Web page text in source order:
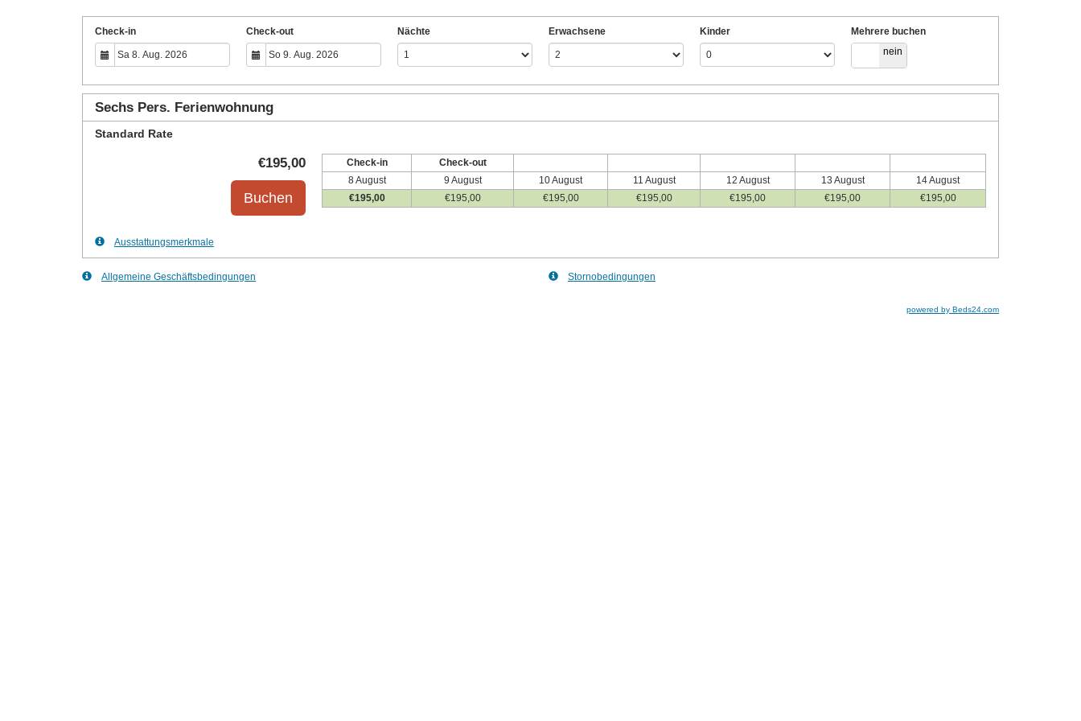
Check-in Check-out Nächte Erwachsene Kinder
Mehrere buchen
nein
Sechs Pers. Ferienwohnung
Standard Rate
€195,00 Check-in
Check-out
8 August
9 August 10 August 11 August 12 August 13 August
14 August
€195,00 €195,00 €195,00 €195,00 €195,00 €195,00 €195,00
Ausstattungsmerkmale
Allgemeine Geschäftsbedingungen Stornobedingungen
powered by Beds24.com